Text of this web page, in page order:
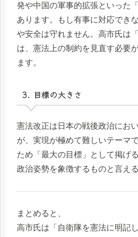
発や中国の軍事的拡張といった
あります。もし有事に対応でき
や安全は守れません。高市氏は
は、憲法上の制約を見直す必要
ます。
3. 目標の大きさ
憲法改正は日本の戦後政治にお
が、実現が極めて難しいテーマ
ため「最大の目標」として掲げ
政治姿勢を象徴するものと言える
まとめると、
高市氏は「自衛隊を憲法に明記